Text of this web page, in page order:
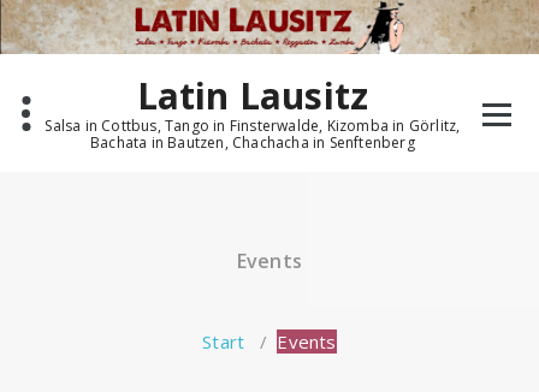
Zum
Inhalt
springen
Latin Lausitz
Salsa in Cottbus, Tango in Finsterwalde, Kizomba in Görlitz,
Bachata in Bautzen, Chachacha in Senftenberg
Events
Start / Events